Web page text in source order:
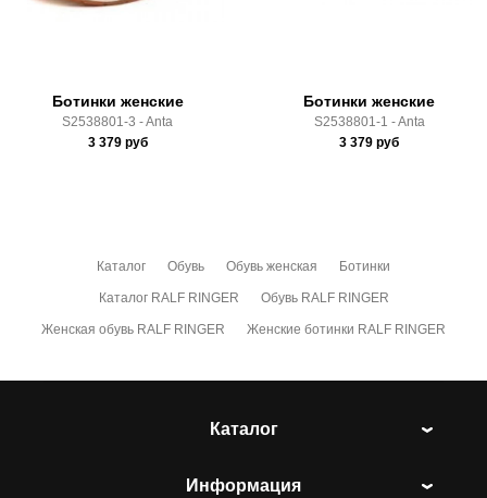
Ботинки женские
S2538801-3 - Anta
3 379руб
Ботинки женские
S2538801-1 - Anta
3 379 руб
Каталог Обувь Обувь женская Ботинки
Каталог RALF RINGER Обувь RALF RINGER
Женская обувь RALF RINGER Женские ботинки RALF RINGER
Каталог
Информация